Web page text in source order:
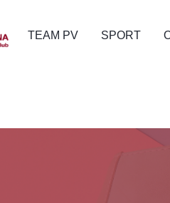
TEAM PV SPORT